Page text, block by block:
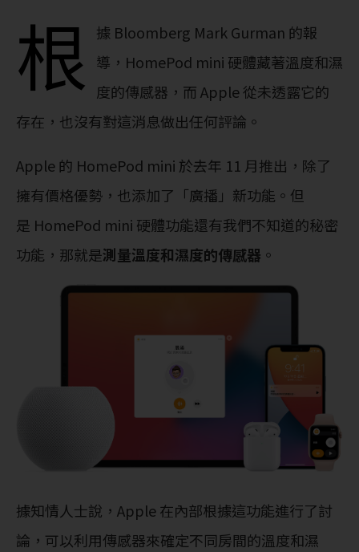
根
據 Bloomberg Mark Gurman 的報
導，HomePod mini 硬體藏著溫度和濕
度的傳感器，而 Apple 從未透露它的
存在，也沒有對這消息做出任何評論。
Apple 的 HomePod mini 於去年 11 月推出，除了
擁有價格優勢，也添加了「廣播」新功能。但
是 HomePod mini 硬體功能還有我們不知道的秘密
功能，那就是測量溫度和濕度的傳感器 。
據知情人士說，Apple 在內部根據這功能進行了討
論，可以利用傳感器來確定不同房間的溫度和濕